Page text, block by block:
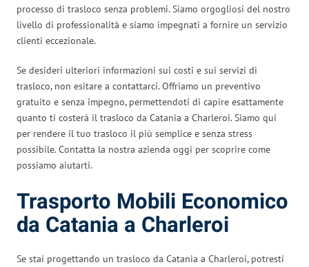
processo di trasloco senza problemi. Siamo orgogliosi del nostro
livello di professionalità e siamo impegnati a fornire un servizio
clienti eccezionale.
Se desideri ulteriori informazioni sui costi e sui servizi di
trasloco, non esitare a contattarci. Offriamo un preventivo
gratuito e senza impegno, permettendoti di capire esattamente
quanto ti costerà il trasloco da Catania a Charleroi. Siamo qui
per rendere il tuo trasloco il più semplice e senza stress
possibile. Contatta la nostra azienda oggi per scoprire come
possiamo aiutarti.
Trasporto Mobili Economico
da Catania a Charleroi
Se stai progettando un trasloco da Catania a Charleroi, potresti